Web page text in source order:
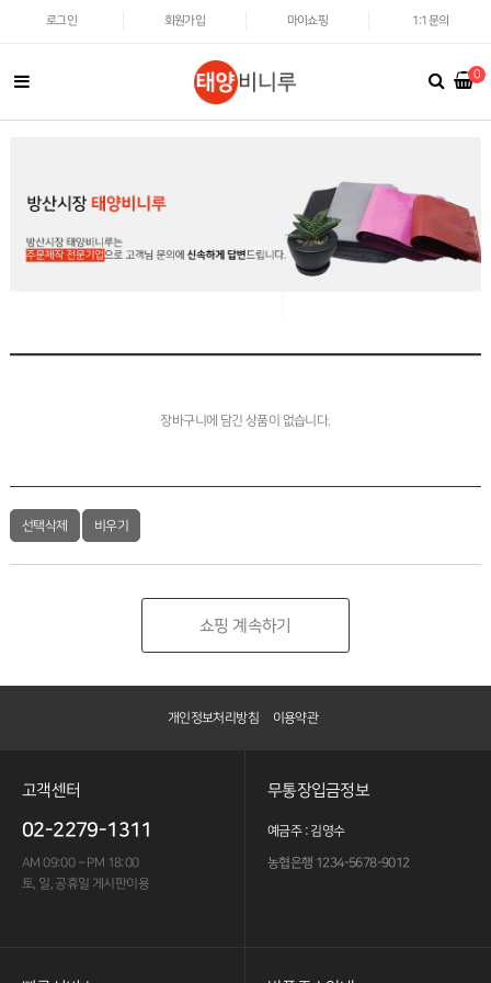
로그인 회원가입 마이쇼핑 1:1문의
0
장바구니에 담긴 상품이 없습니다.
선택삭제 비우기
쇼핑 계속하기
개인정보처리방침 이용약관
고객센터
02-2279-1311
AM 09:00 ~ PM 18:00
토, 일, 공휴일 게시판이용
무통장입금정보
예금주 : 김영수
농협은행 1234-5678-9012